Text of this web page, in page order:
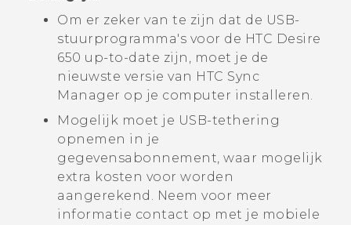
Om er zeker van te zijn dat de USB-
stuurprogramma's voor de HTC Desire
650 up-to-date zijn, moet je de
nieuwste versie van HTC Sync
Manager op je computer installeren.
Mogelijk moet je USB-tethering
opnemen in je
gegevensabonnement, waar mogelijk
extra kosten voor worden
aangerekend. Neem voor meer
informatie contact op met je mobiele